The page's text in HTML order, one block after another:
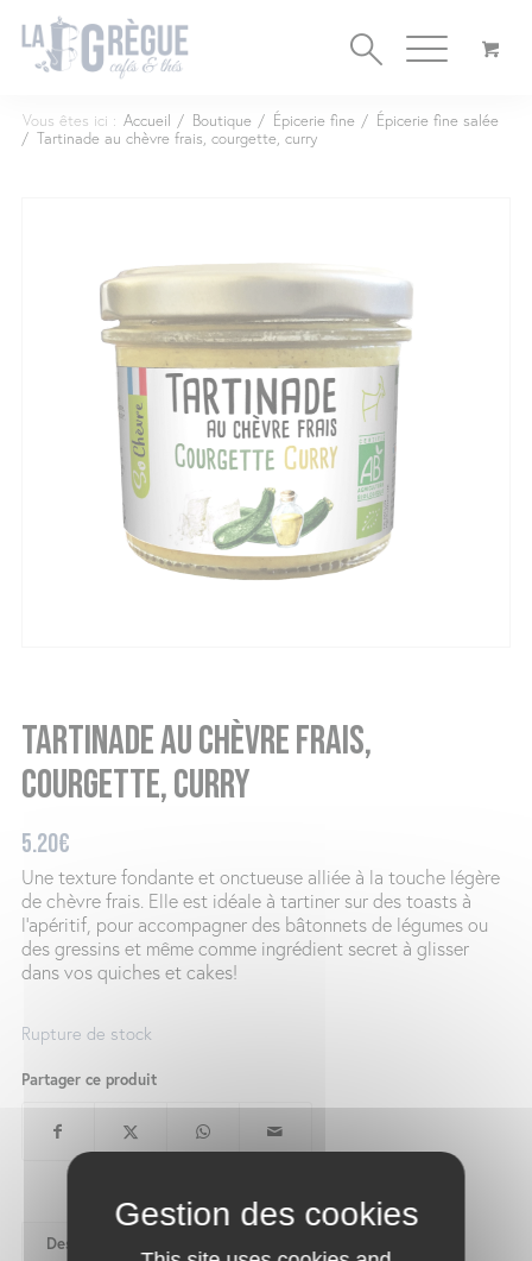
Vous êtes ici : Accueil / Boutique / Épicerie fine / Épicerie fine salée
/ Tartinade au chèvre frais, courgette, curry
Tartinade au chèvre frais,
courgette, curry
5.20€
Une texture fondante et onctueuse alliée à la touche légère
de chèvre frais. Elle est idéale à tartiner sur des toasts à
l’apéritif, pour accompagner des bâtonnets de légumes ou
des gressins et même comme ingrédient secret à glisser
dans vos quiches et cakes!
Rupture de stock
Partager ce produit
Description